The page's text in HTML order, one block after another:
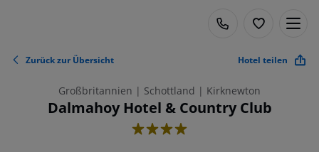
Zurück zur Übersicht Hotel teilen
Großbritannien | Schottland | Kirknewton
Dalmahoy Hotel & Country Club
4